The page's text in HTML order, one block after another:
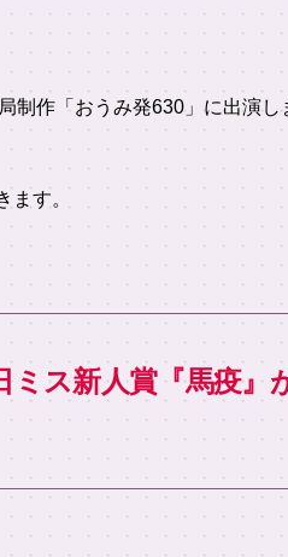
制作「おうみ発630」に出演し
す。
ミス新人賞『馬疫